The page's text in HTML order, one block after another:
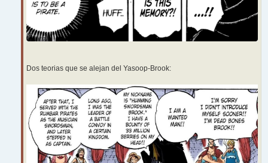
Dos teorias que se alejan del Yasoop-Brook: